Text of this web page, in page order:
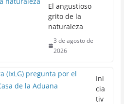
El angustioso
grito de la
naturaleza
3 de agosto de
2026
Ini
cia
tiv